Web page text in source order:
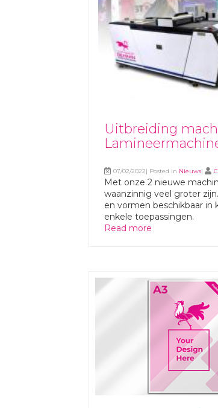
Uitbreiding
07/02/2022| Posted in Nieuws|
Met onze 2 nieuwe
waanzinnig veel groter
en vormen beschikbaar in
enkele toepassingen.
Read more